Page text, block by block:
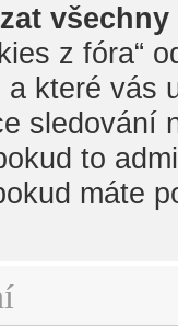
z fóra“
které vás
sledování
to
máte